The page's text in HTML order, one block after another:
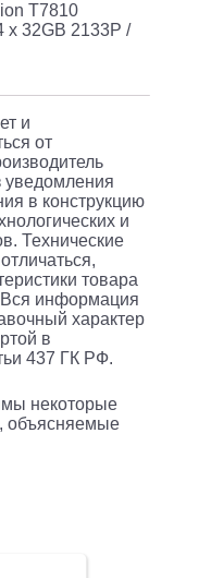
T7810
x 32GB 2133P /
и
от
уведомления
в конструкцию
и
Технические
товара
Вся информация
характер
в
437 ГК РФ.
некоторые
объясняемые